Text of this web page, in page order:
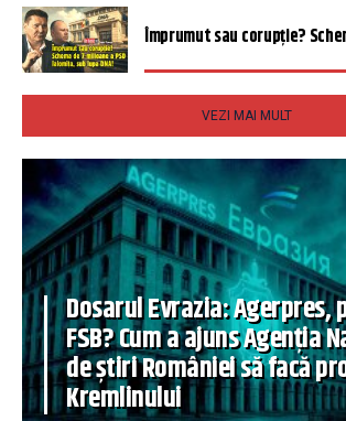
Împrumut sau corupție?
VEZI MAI MULT
Dosarul Evrazia: Agerpres,
FSB? Cum a ajuns Agenția
de știri României să facă
Kremlinului